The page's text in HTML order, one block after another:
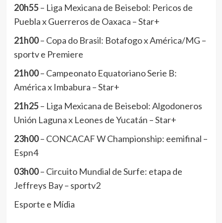
20h55– Liga Mexicana de Beisebol: Pericos de
Puebla x Guerreros de Oaxaca – Star+
21h00– Copa do Brasil: Botafogo x América/MG –
sportv e Premiere
21h00– Campeonato Equatoriano Serie B:
América x Imbabura – Star+
21h25– Liga Mexicana de Beisebol: Algodoneros
Unión Laguna x Leones de Yucatán – Star+
23h00– CONCACAF W Championship: eemifinal –
Espn4
03h00– Circuito Mundial de Surfe: etapa de
Jeffreys Bay – sportv2
Esporte e Mídia